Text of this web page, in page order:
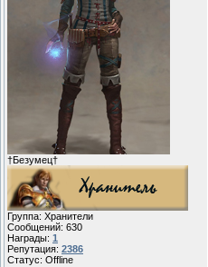
†Безумец†
Группа: Хранители
Сообщений: 630
Награды: 1
Репутация: 2386
Статус: Offline